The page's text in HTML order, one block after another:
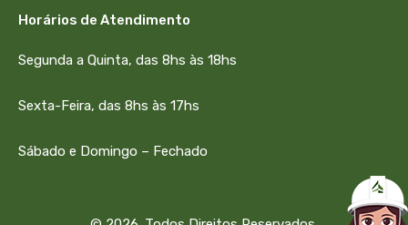
Horários de Atendimento
Segunda a Quinta, das 8hs às 18hs
Sexta-Feira, das 8hs às 17hs
Sábado e Domingo – Fechado